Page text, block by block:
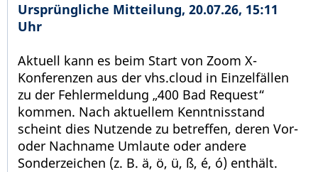
Ursprüngliche Mitteilung, 20.07.26, 15:11
Uhr
Aktuell kann es beim Start von Zoom X-
Konferenzen aus der vhs.cloud in Einzelfällen
zu der Fehlermeldung „400 Bad Request“
kommen. Nach aktuellem Kenntnisstand
scheint dies Nutzende zu betreffen, deren Vor-
oder Nachname Umlaute oder andere
Sonderzeichen (z. B. ä, ö, ü, ß, é, ó) enthält.